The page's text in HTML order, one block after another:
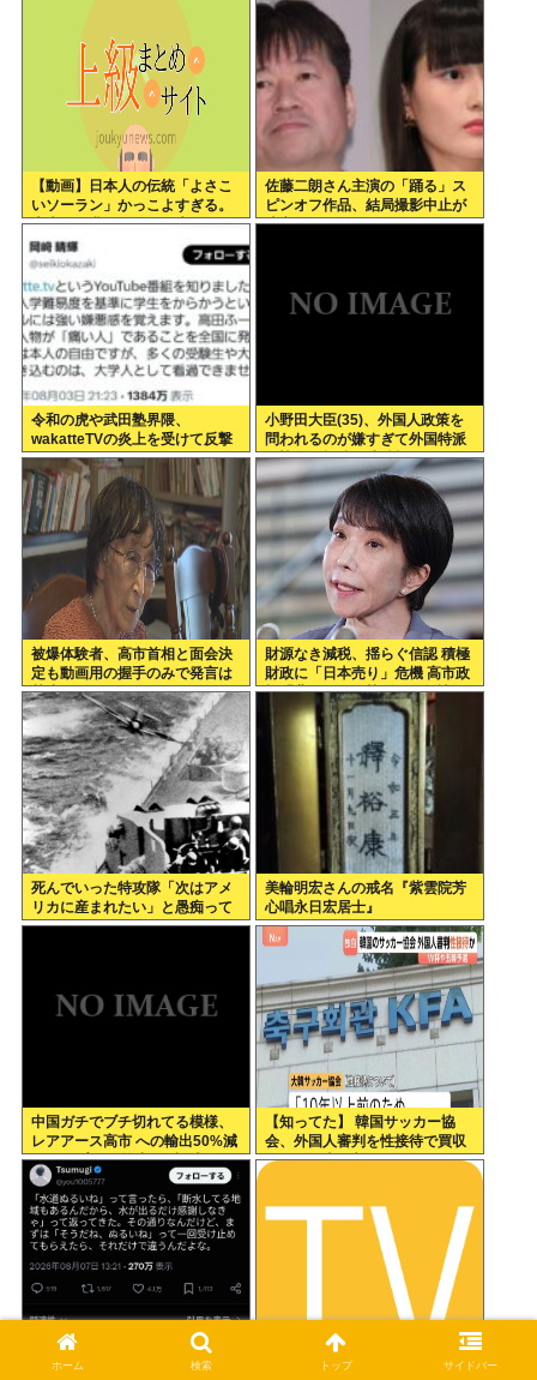
【動画】日本人の伝統「よさこ
いソーラン」かっこよすぎる。
古来から我々のDNAに刻まれた
踊り
佐藤二朗さん主演の「踊る」ス
ピンオフ作品、結局撮影中止が
決定www
令和の虎や武田塾界隈、
wakatteTVの炎上を受けて反撃
開始
小野田大臣(35)、外国人政策を
問われるのが嫌すぎて外国特派
員協会の招待を連続拒否www
被爆体験者、高市首相と面会決
定も動画用の握手のみで発言は
禁止www
財源なき減税、揺らぐ信認 積極
財政に「日本売り」危機 高市政
権「悲願」に固執〔深層探訪〕
死んでいった特攻隊「次はアメ
リカに産まれたい」と愚痴って
いた
美輪明宏さんの戒名『紫雲院芳
心唱永日宏居士』
中国ガチでブチ切れてる模様、
レアアース高市 への輸出50%減
トランプ への輸出も3割減
【知ってた】 韓国サッカー協
会、外国人審判を性接待で買収
していた事が判明
「水道ぬるいね」って言われて
何て返すかでモラハラかどうか
孤独のグルメのドラマの初期案
には長嶋ー茂をキャスティング
ホーム 検索 トップ サイドバー